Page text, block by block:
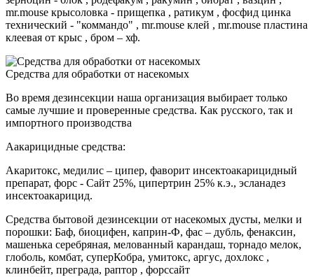
mr.mouse крысоловка - прищепка , ратикум , фосфид цинка
технический - "коммандо" , mr.mouse клей , mr.mouse пластина
клеевая от крыс , бром – хф.
Средства для обработки от насекомых
Во время дезинсекции наша организация выбирает только
самые лучшие и проверенные средства. Как русского, так и
импортного производства
Аакарицидные средства:
Акаритокс, медилис – ципер, фаворит инсектоакарицидный
препарат, форс - Сайт 25%, ципертрин 25% к.э., эсланадез
инсектоакарицид.
Средства бытовой дезинсекции от насекомых дусты, мелки и
порошки: Баф, биоцифен, каприн-Ф, фас – дубль, фенаксин,
машенька серебряная, мелованный карандаш, торнадо мелок,
глоболь, комбат, суперКобра, умитокс, аргус, дохлокс ,
клинбейт, преграда, раптор , форссайт